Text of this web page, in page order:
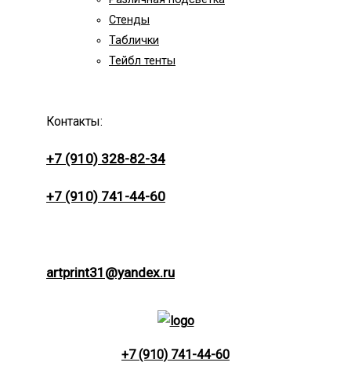
Стенды
Таблички
Тейбл тенты
Контакты:
+7 (910) 328-82-34
+7 (910) 741-44-60
artprint31@yandex.ru
+7 (910) 741-44-60